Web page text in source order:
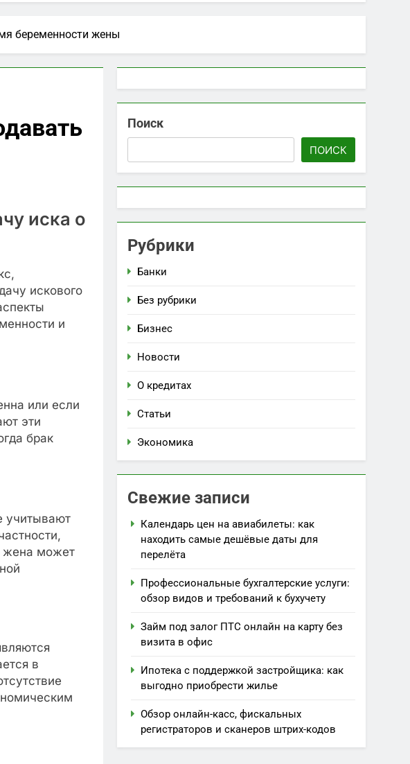
и важная информация
и тенденции
Искусство ювелирных украшений: красота и значение
беременности жены
иска о
искового
и
или если
эти
брак
учитывают
жена может
в
Поиск
ПОИСК
Рубрики
Банки
Без рубрики
Бизнес
Новости
О кредитах
Статьи
Экономика
Свежие записи
Календарь цен на авиабилеты: как
находить самые дешёвые даты для
перелёта
Профессиональные бухгалтерские услуги:
обзор видов и требований к бухучету
Займ под залог ПТС онлайн на карту без
визита в офис
Ипотека с поддержкой застройщика: как
выгодно приобрести жилье
Обзор онлайн-касс, фискальных
регистраторов и сканеров штрих-кодов